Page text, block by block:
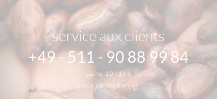
service aux clients
+49 - 511 - 90 88 99 84
Lu.-Ve. 10 - 18 h
Nous parlons français